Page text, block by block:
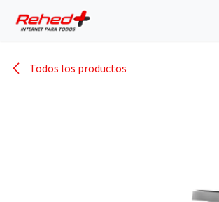
Todos los productos